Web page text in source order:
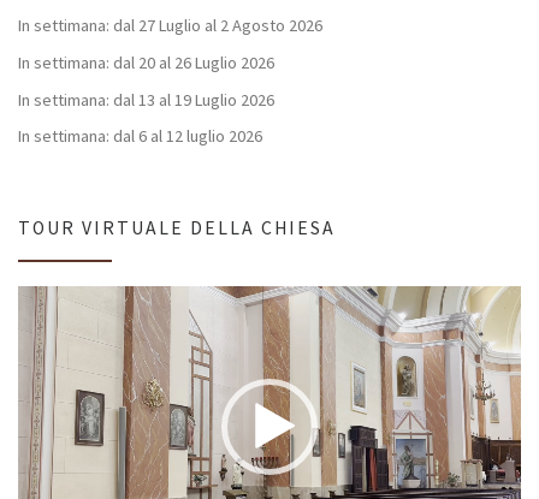
In settimana: dal 27 Luglio al 2 Agosto 2026
In settimana: dal 20 al 26 Luglio 2026
In settimana: dal 13 al 19 Luglio 2026
In settimana: dal 6 al 12 luglio 2026
TOUR VIRTUALE DELLA CHIESA
Video
Player